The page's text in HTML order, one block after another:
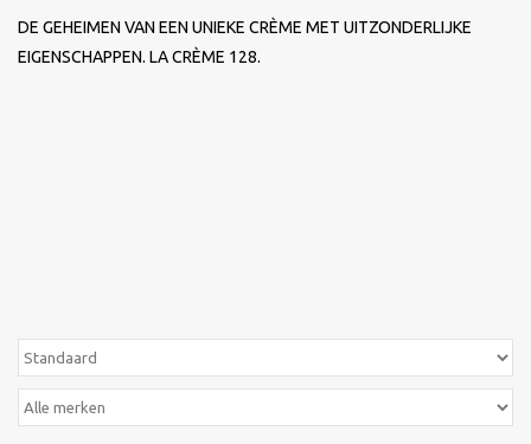
DE GEHEIMEN VAN EEN UNIEKE CRÈME MET UITZONDERLIJKE
EIGENSCHAPPEN. LA CRÈME 128.